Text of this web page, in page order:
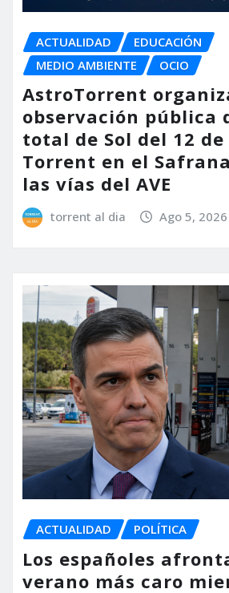
ACTUALIDAD
EDUCACIÓN
MEDIO AMBIENTE
OCIO
AstroTorrent
observación pública
total de Sol del 12
Torrent en el
las vías del AVE
torrent al dia Ago 5, 2026
ACTUALIDAD POLÍTICA
Los españoles
verano más caro